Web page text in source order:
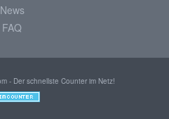
News
FAQ
- Der schnellste Counter im Netz!